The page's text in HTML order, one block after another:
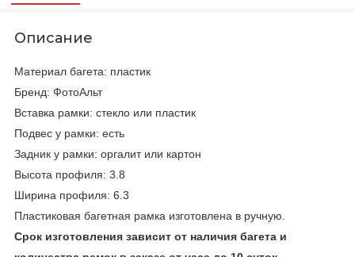
Описание
Материал багета: пластик
Бренд: ФотоАльт
Вставка рамки: стекло или пластик
Подвес у рамки: есть
Задник у рамки: оргалит или картон
Высота профиля: 3.8
Ширина профиля: 6.3
Пластиковая багетная рамка изготовлена в ручную.
Срок изготовления зависит от наличия багета и